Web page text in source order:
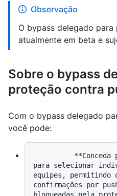
Observação
O bypass delegado
atualmente em beta e
Sobre o bypass
proteção contra
Com o bypass delegado
você pode:
para selecionar
equipes, permitindo
confirmações por